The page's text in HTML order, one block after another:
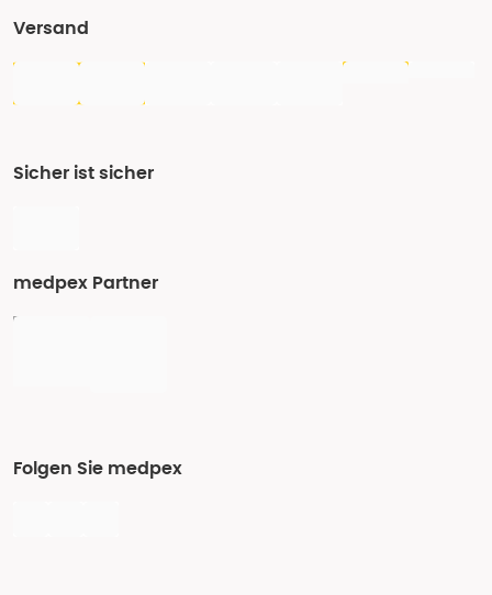
Versand
Sicher ist sicher
medpex Partner
Folgen Sie medpex